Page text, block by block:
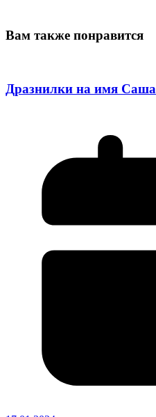
Вам также понравится
Дразнилки на имя Саша